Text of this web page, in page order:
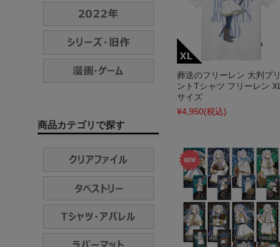
葬送のフリーレン 大判プリ
ントTシャツ フリーレン XL
サイズ
¥4,950(税込)
商品カテゴリで探す